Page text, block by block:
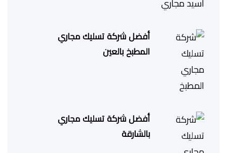
أفضل شركة تسليك مجاري
المطبخ بالعين
أفضل شركة تسليك مجاري
بالشارقة